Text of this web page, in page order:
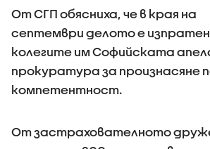
От СГП обясниха, че в края на
септември делото е
колегите им Софийската
прокуратура за произнасяне
компетентност.
От застрахователното